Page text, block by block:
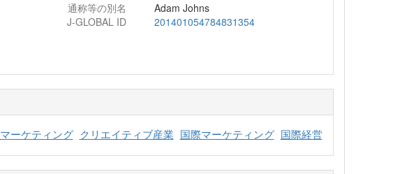
通称等の別名
Adam Johns
J-GLOBAL ID
201401054784831354
マーケティング クリエイティブ産業 国際マーケティング 国際経営